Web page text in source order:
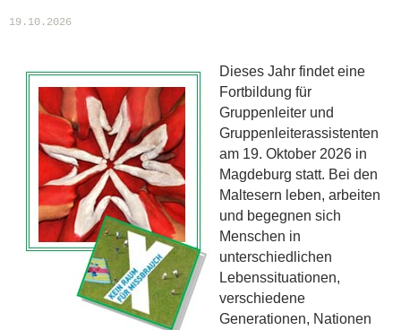
19.10.2026
Dieses Jahr findet eine
Fortbildung für
Gruppenleiter und
Gruppenleiterassistenten
am 19. Oktober 2026 in
Magdeburg statt. Bei den
Maltesern leben, arbeiten
und begegnen sich
Menschen in
unterschiedlichen
Lebenssituationen,
verschiedene
Generationen, Nationen